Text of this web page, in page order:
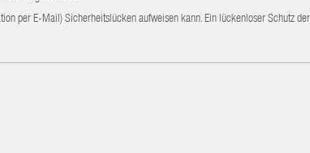
per E-Mail) Sicherheitslücken aufweisen kann. Ein lückenloser Schutz